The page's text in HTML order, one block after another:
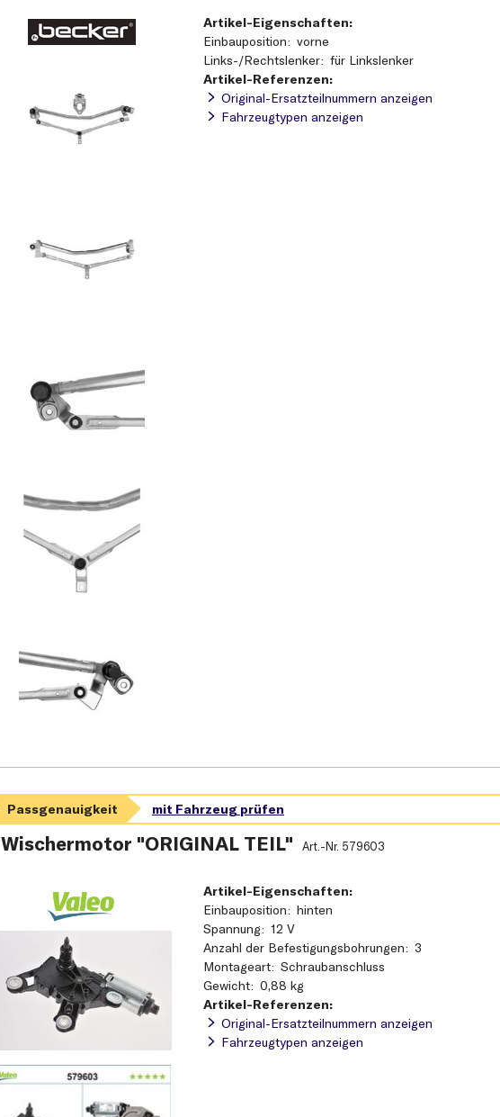
Artikel-Eigenschaften:
Einbauposition vorne
Links-/Rechtslenker für Linkslenker
Artikel-Referenzen:
Original-Ersatzteilnummern anzeigen
Fahrzeugtypen anzeigen
Wischermotor "ORIGINAL TEIL" Art.-Nr. 579603
Artikel-Eigenschaften:
Einbauposition hinten
Spannung 12 V
Anzahl der Befestigungsbohrungen 3
Montageart Schraubanschluss
Gewicht 0,88 kg
Artikel-Referenzen:
Original-Ersatzteilnummern anzeigen
Fahrzeugtypen anzeigen